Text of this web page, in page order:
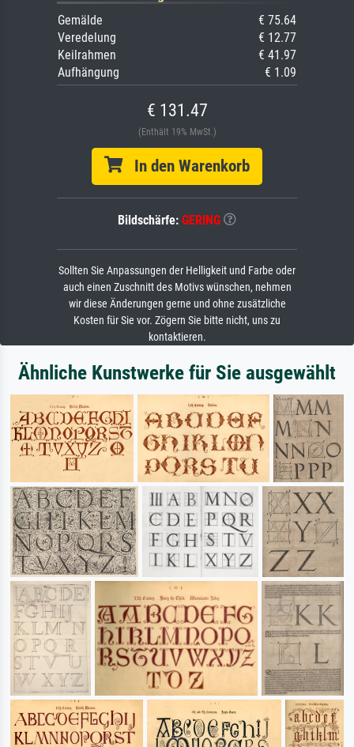
Gemälde
€ 75.64
Veredelung
€ 12.77
Keilrahmen
€ 41.97
Aufhängung
€ 1.09
€ 131.47
(Enthält 19% MwSt.)
In den Warenkorb
Bildschärfe: GERING
Sollten Sie Anpassungen der Helligkeit und Farbe oder
auch einen Zuschnitt des Motivs wünschen, nehmen
wir diese Änderungen gerne und ohne zusätzliche
Kosten für Sie vor. Zögern Sie bitte nicht, uns zu
kontaktieren.
Ähnliche Kunstwerke für Sie ausgewählt